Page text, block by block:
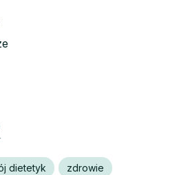
dietetyk zdrowie